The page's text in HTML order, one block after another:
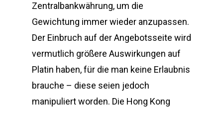
Zentralbankwährung, um die
Gewichtung immer wieder anzupassen.
Der Einbruch auf der Angebotsseite wird
vermutlich größere Auswirkungen auf
Platin haben, für die man keine Erlaubnis
brauche – diese seien jedoch
manipuliert worden. Die Hong Kong